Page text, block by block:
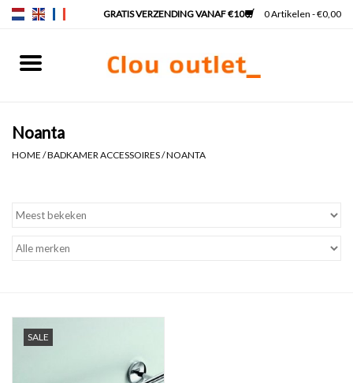
0 Artikelen - €0,00
Kranen & sifons
Badkamermeubels
Spiegelverlichting
Noanta
HOME /BADKAMER ACCESSOIRES/NOANTA
SALE